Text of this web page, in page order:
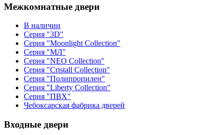
Межкомнатные двери
В наличии
Серия "3D"
Серия "Moonlight Collection"
Серия "МЛ"
Серия "NEO Collection"
Серия "Cristall Collection"
Серия "Полипропилен"
Серия "Liberty Collection"
Серия "ПВХ"
Чебоксарская фабрика дверей
Входные двери